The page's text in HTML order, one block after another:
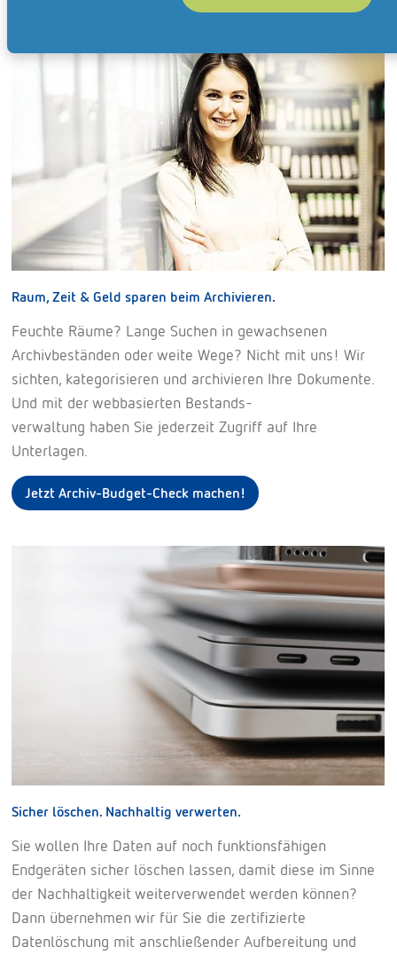
Raum, Zeit & Geld sparen beim Archivieren.
Feuchte Räume? Lange Suchen in gewachsenen
Archivbeständen oder weite Wege? Nicht mit uns! Wir
sichten, kategorisieren und archivieren Ihre Dokumente.
Und mit der webbasierten Bestands-
verwaltung haben Sie jederzeit Zugriff auf Ihre
Unterlagen.
Jetzt Archiv-Budget-Check machen!
Sicher löschen. Nachhaltig verwerten.
Sie wollen Ihre Daten auf noch funktionsfähigen
Endgeräten sicher löschen lassen, damit diese im Sinne
der Nachhaltigkeit weiterverwendet werden können?
Dann übernehmen wir für Sie die zertifizierte
Datenlöschung mit anschließender Aufbereitung und